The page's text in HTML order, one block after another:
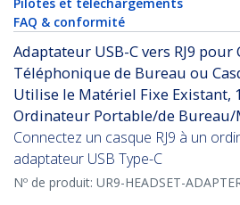
FAQ & conformité
Adaptateur USB-C vers RJ9 pour
Téléphonique de Bureau ou
Utilise le Matériel Fixe Existant,
Ordinateur Portable/de
Connectez un casque RJ9 à un
adaptateur USB Type-C
Nº de produit: UR9-HEADSET-